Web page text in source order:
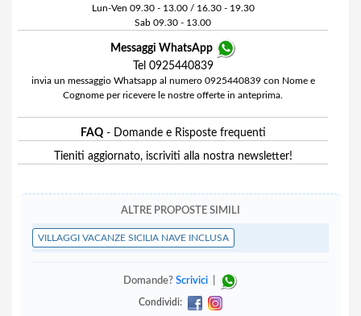
Lun-Ven 09.30 - 13.00 / 16.30 - 19.30
Sab 09.30 - 13.00
Messaggi WhatsApp
Tel 0925440839
invia un messaggio Whatsapp al numero 0925440839 con Nome e
Cognome per ricevere le nostre offerte in anteprima.
FAQ- Domande e Risposte frequenti
Tieniti aggiornato, iscriviti alla nostra newsletter!
ALTRE PROPOSTE SIMILI
VILLAGGI VACANZE SICILIA NAVE INCLUSA
Domande? Scrivici
Condividi: